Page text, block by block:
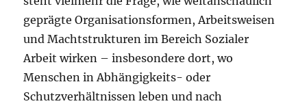
geprägte Organisationsformen, Arbeitsweisen
und Machtstrukturen im Bereich Sozialer
Arbeit wirken – insbesondere dort, wo
Menschen in Abhängigkeits- oder
Schutzverhältnissen leben und nach